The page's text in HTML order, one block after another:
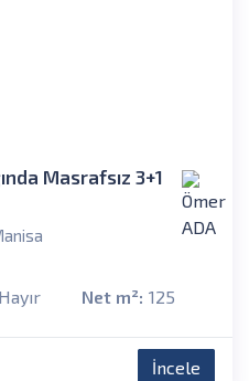
Masrafsız 3+1
Hayır Net m²: 125
İncele